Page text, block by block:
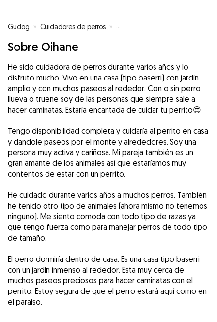
Gudog » Cuidadores de perros » Cuidadores de perros en
Sobre Oihane
He sido cuidadora de perros durante varios años y lo
disfruto mucho. Vivo en una casa (tipo baserri) con jardín
amplio y con muchos paseos al rededor. Con o sin perro,
llueva o truene soy de las personas que siempre sale a
hacer caminatas. Estaría encantada de cuidar tu perrito😍
Tengo disponibilidad completa y cuidaría al perrito en casa
y dandole paseos por el monte y alrededores. Soy una
persona muy activa y cariñosa. Mi pareja también es un
gran amante de los animales así que estaríamos muy
contentos de estar con un perrito.
He cuidado durante varios años a muchos perros. También
he tenido otro tipo de animales (ahora mismo no tenemos
ninguno). Me siento comoda con todo tipo de razas ya
que tengo fuerza como para manejar perros de todo tipo
de tamaño.
El perro dormiría dentro de casa. Es una casa tipo baserri
con un jardín inmenso al rededor. Esta muy cerca de
muchos paseos preciosos para hacer caminatas con el
perrito. Estoy segura de que el perro estará aquí como en
el paraíso.